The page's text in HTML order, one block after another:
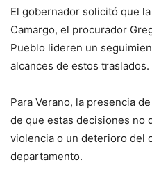
El gobernador solicitó que
Camargo, el procurador
Pueblo lideren un
alcances de estos traslados.
Para Verano, la presencia
de que estas decisiones no
violencia o un deterioro del
departamento.